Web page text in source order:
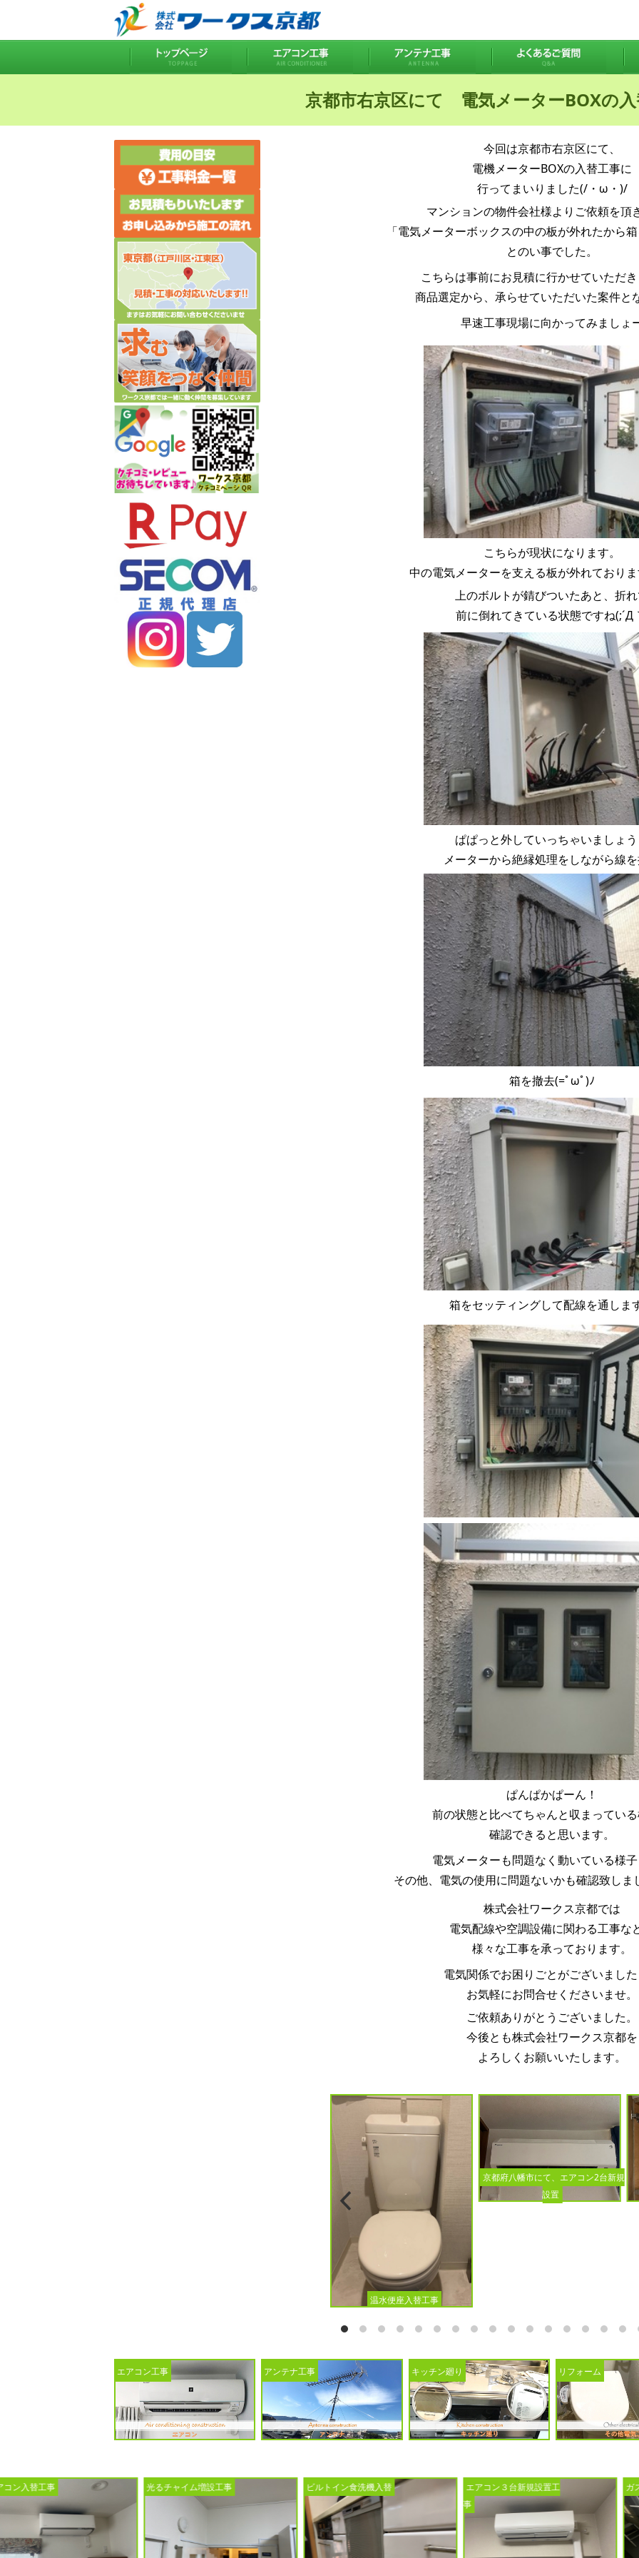
京都市右京区にて 電気メーターBOXの
今回は京都市右京区にて、
電機メーターBOXの入替工事に
行ってまいりました(/・ω・)/
マンションの物件会社様よりご依頼を頂
「電気メーターボックスの中の板が外れたから
とのい事でした。
こちらは事前にお見積に行かせていただ
商品選定から、承らせていただいた案件と
早速工事現場に向かってみましょ
こちらが現状になります。
中の電気メーターを支える板が外れており
上のボルトが錆びついたあと、折
前に倒れてきている状態ですね(;´Д
ぱぱっと外していっちゃいましょ
メーターから絶縁処理をしながら線
箱を撤去(=ﾟωﾟ)ﾉ
箱をセッティングして配線を通しま
ぱんぱかぱーん！
前の状態と比べてちゃんと収まってい
確認できると思います。
電気メーターも問題なく動いている様
その他、電気の使用に問題ないかも確認致しま
株式会社ワークス京都では
電気配線や空調設備に関わる工事な
様々な工事を承っております。
電気関係でお困りごとがございまし
お気軽にお問合せくださいませ。
ご依頼ありがとうございました。
今後とも株式会社ワークス京都を
よろしくお願いいたします。
京都府八幡市にて、エアコン2台新規
設置
温水便座入替工事
エアコン工事 アンテナ工事 キッチン廻り リフォーム
光るチャイム増設工事 ビルトイン食洗機入替
エアコン３台新規設置工
事
ガス給湯器入替工事